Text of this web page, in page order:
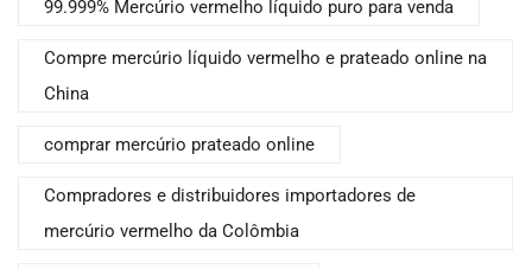
99.999% Mercúrio vermelho líquido puro para venda
Compre mercúrio líquido vermelho e prateado online na
China
comprar mercúrio prateado online
Compradores e distribuidores importadores de
mercúrio vermelho da Colômbia